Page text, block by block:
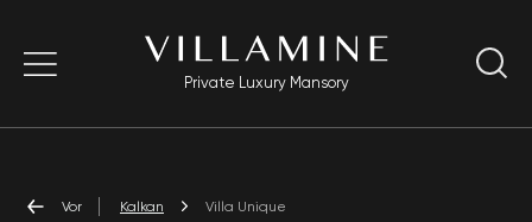
Private Luxury Mansory
Vor Kalkan Villa Unique